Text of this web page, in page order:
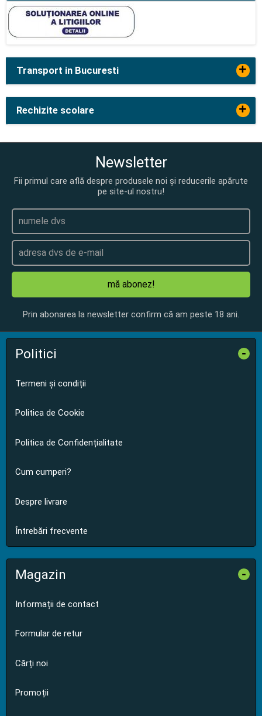
Transport in Bucuresti +
Rechizite scolare +
Newsletter
Fii primul care află despre produsele noi și reducerile apărute
pe site-ul nostru!
mă abonez!
Prin abonarea la newsletter confirm că am peste 18 ani.
Politici -
Termeni și condiții
Politica de Cookie
Politica de Confidențialitate
Cum cumperi?
Despre livrare
Întrebări frecvente
Magazin -
Informații de contact
Formular de retur
Cărți noi
Promoții